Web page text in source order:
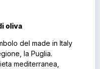
oliva
del made in Italy
la Puglia.
mediterranea,